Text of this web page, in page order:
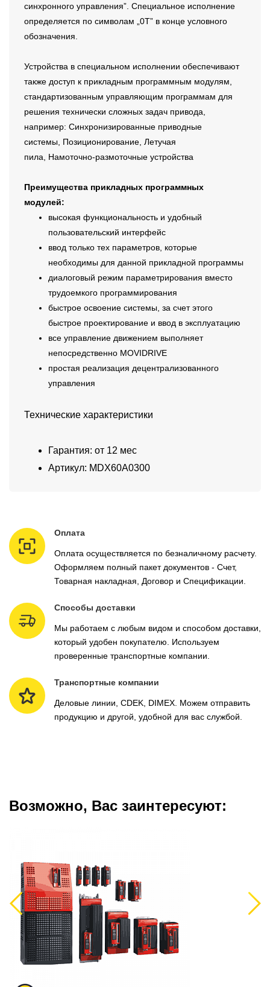
синхронного управления”. Специальное исполнение
определяется по символам „0T” в конце условного
обозначения.
Устройства в специальном исполнении обеспечивают
также доступ к прикладным программным модулям,
стандартизованным управляющим программам для
решения технически сложных задач привода,
например: Синхронизированные приводные
системы, Позиционирование, Летучая
пила, Намоточно-размоточные устройства
Преимущества прикладных программных
модулей:
высокая функциональность и удобный
пользовательский интерфейс
ввод только тех параметров, которые
необходимы для данной прикладной программы
диалоговый режим параметрирования вместо
трудоемкого программирования
быстрое освоение системы, за счет этого
быстрое проектирование и ввод в эксплуатацию
все управление движением выполняет
непосредственно MOVIDRIVE
простая реализация децентрализованного
управления
Технические характеристики
Гарантия: от 12 мес
Артикул: MDX60A0300
Оплата
Оплата осуществляется по безналичному расчету.
Оформляем полный пакет документов - Счет,
Товарная накладная, Договор и Спецификации.
Способы доставки
Мы работаем с любым видом и способом доставки,
который удобен покупателю. Используем
проверенные транспортные компании.
Транспортные компании
Деловые линии, CDEK, DIMEX. Можем отправить
продукцию и другой, удобной для вас службой.
Возможно, Вас заинтересуют:
Previous Next